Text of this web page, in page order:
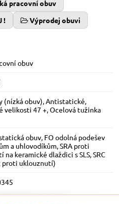
pracovní obuv
!
Výprodej obuvi
obuv
(nízká obuv),Antistatické,
velikosti 47 +,Ocelová tužinka
obuv, FO odolná podešev
a uhlovodíkům,SRA proti
na keramické dlaždici s SLS,SRC
proti uklouznutí)